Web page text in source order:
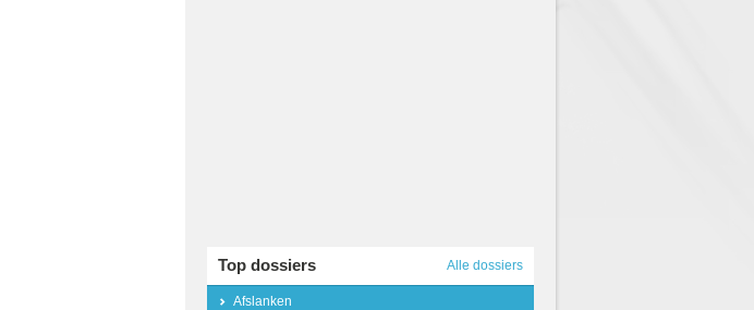
Top dossiers Alle dossiers
Afslanken